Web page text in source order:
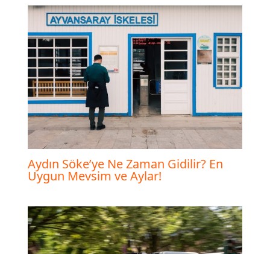
Aydın Söke’ye Ne Zaman Gidilir? En
Uygun Mevsim ve Aylar!